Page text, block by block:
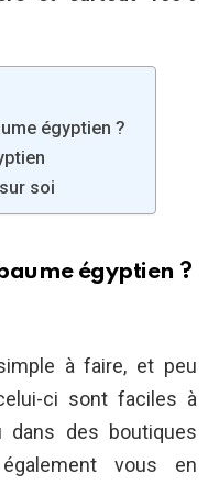
égyptien ?
soi
égyptien ?
à faire, et peu
ci sont faciles à
dans des boutiques
vous en